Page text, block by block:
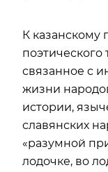
К казанскому
поэтического
связанное с
жизни
истории,
славянских
«разумной
лодочке, во